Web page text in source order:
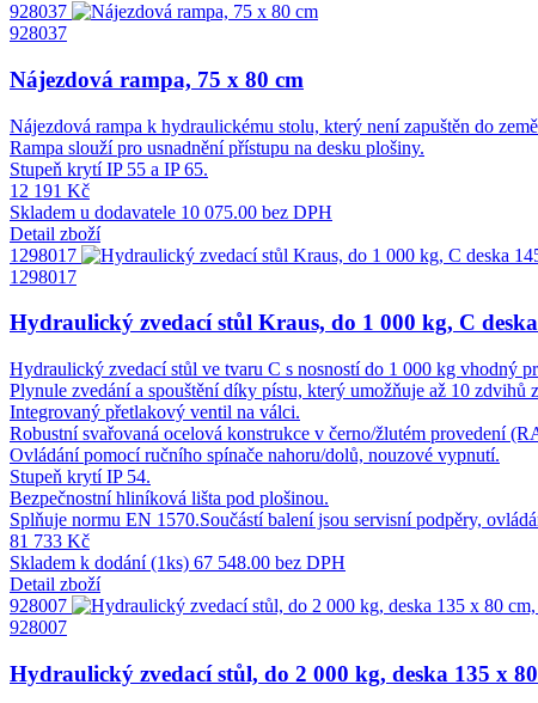
928037
928037
Nájezdová rampa, 75 x 80 cm
Nájezdová rampa k hydraulickému stolu, který není zapuštěn do
Rampa slouží pro usnadnění přístupu na desku plošiny.
Stupeň krytí IP 55 a IP 65.
12 191 Kč
Skladem u dodavatele 10 075.00 bez DPH
Detail zboží
1298017
1298017
Hydraulický zvedací stůl Kraus, do 1 000 kg, C
Hydraulický zvedací stůl ve tvaru C s nosností do 1 000 kg vhodný
Plynule zvedání a spouštění díky pístu, který umožňuje až 10 zdvihů
Integrovaný přetlakový ventil na válci.
Robustní svařovaná ocelová konstrukce v černo/žlutém provedení
Ovládání pomocí ručního spínače nahoru/dolů, nouzové vypnutí.
Stupeň krytí IP 54.
Bezpečnostní hliníková lišta pod plošinou.
Splňuje normu EN 1570.Součástí balení jsou servisní podpěry,
81 733 Kč
Skladem k dodání (1ks) 67 548.00 bez DPH
Detail zboží
928007
928007
Hydraulický zvedací stůl, do 2 000 kg, deska 135 x